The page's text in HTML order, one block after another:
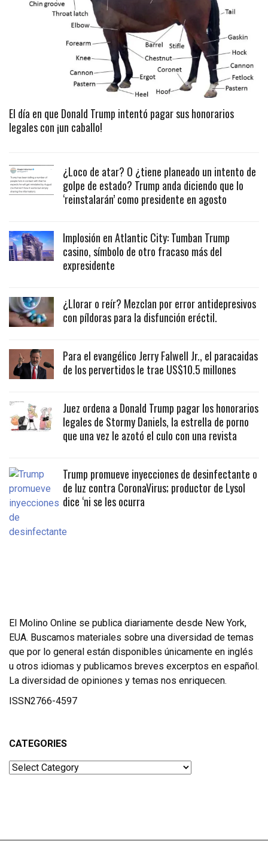
El día en que Donald Trump intentó pagar sus honorarios
legales con ¡un caballo!
¿Loco de atar? O ¿tiene planeado un intento de
golpe de estado? Trump anda diciendo que lo
‘reinstalarán’ como presidente en agosto
Implosión en Atlantic City: Tumban Trump
casino, símbolo de otro fracaso más del
expresidente
¿Llorar o reír? Mezclan por error antidepresivos
con píldoras para la disfunción eréctil.
Para el evangélico Jerry Falwell Jr., el paracaidas
de los pervertidos le trae US$10.5 millones
Juez ordena a Donald Trump pagar los honorarios
legales de Stormy Daniels, la estrella de porno
que una vez le azotó el culo con una revista
Trump promueve inyecciones de desinfectante o
de luz contra CoronaVirus; productor de Lysol
dice ‘ni se les ocurra
El Molino Online se publica diariamente desde New York,
EUA. Buscamos materiales sobre una diversidad de temas
que por lo general están disponibles únicamente en inglés
u otros idiomas y publicamos breves excerptos en español.
La diversidad de opiniones y temas nos enriquecen.
ISSN2766-4597
CATEGORIES
Categories